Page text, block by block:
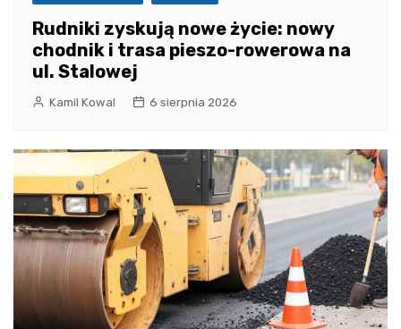
Rudniki zyskują nowe życie: nowy
chodnik i trasa pieszo-rowerowa na
ul. Stalowej
Kamil Kowal 6 sierpnia 2026